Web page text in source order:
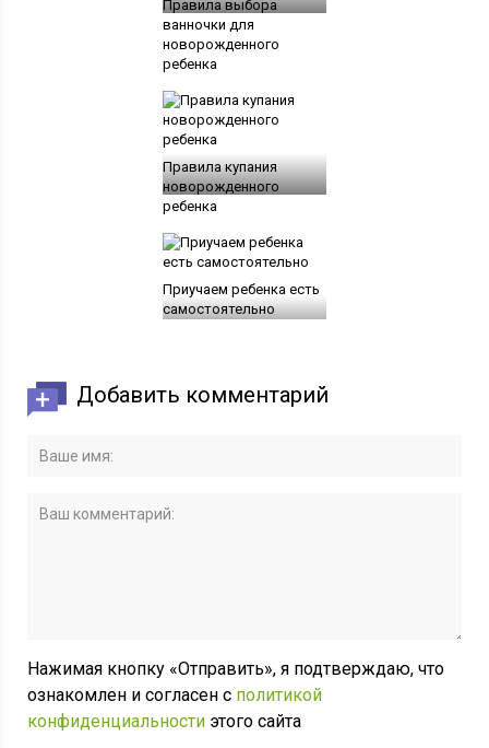
Правила выбора
ванночки для
новорожденного
ребенка
Правила купания
новорожденного
ребенка
Приучаем ребенка есть
самостоятельно
Добавить комментарий
Нажимая кнопку «Отправить», я подтверждаю, что
ознакомлен и согласен с политикой
конфиденциальности этого сайта